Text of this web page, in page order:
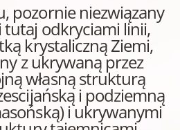
pozornie niezwiązany
tutaj odkryciami linii,
krystaliczną Ziemi,
z ukrywaną przez
własną strukturą
i podziemną
i ukrywanymi